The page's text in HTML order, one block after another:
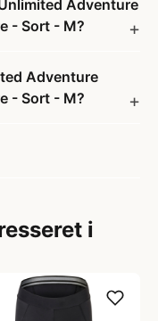
Adventure
- Sort - M?
Adventure
- Sort - M?
i